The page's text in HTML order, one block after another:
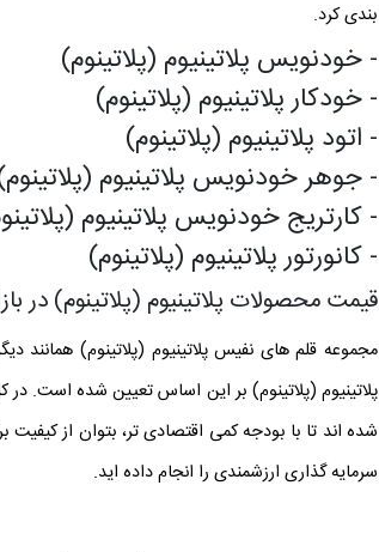
بندی کرد.
- خودنویس پلاتینیوم (پلاتینوم)
- خودکار پلاتینیوم (پلاتینوم)
- اتود پلاتینیوم (پلاتینوم)
- جوهر خودنویس پلاتینیوم (پلاتینوم
- کارتریج خودنویس پلاتینیوم (
- کانورتور پلاتینیوم (پلاتینوم)
قیمت محصولات پلاتینیوم (پلاتینوم)در
مجموعه قلم های نفیس پلاتینیوم (پلاتینوم)
پلاتینیوم (پلاتینوم) بر این اساس تعیین شده است. در
شده اند تا با بودجه کمی اقتصادی تر، بتوان از کیفیت
سرمایه گذاری ارزشمندی را انجام داده اید.